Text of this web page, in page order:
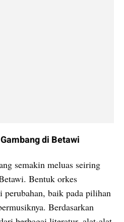
di Betawi
semakin meluas seiring
Bentuk orkes
perubahan, baik pada pilihan
Berdasarkan